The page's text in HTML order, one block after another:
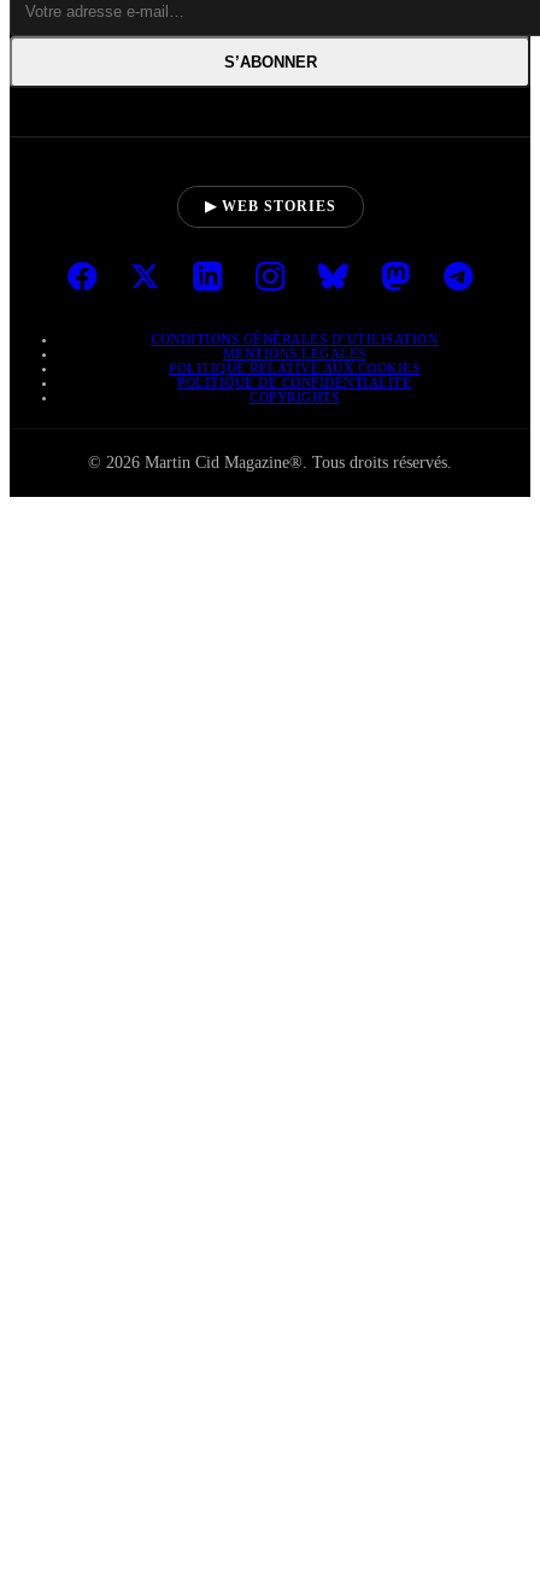
S’ABONNER
▶ WEB STORIES
CONDITIONS GÉNÉRALES D’UTILISATION
MENTIONS LÉGALES
POLITIQUE RELATIVE AUX COOKIES
POLITIQUE DE CONFIDENTIALITÉ
COPYRIGHTS
© 2026 Martin Cid Magazine®. Tous droits réservés.